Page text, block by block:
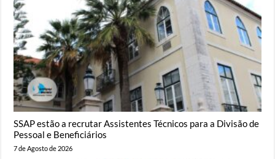
SSAP estão a recrutar Assistentes Técnicos para a Divisão de
Pessoal e Beneficiários
7 de Agosto de 2026